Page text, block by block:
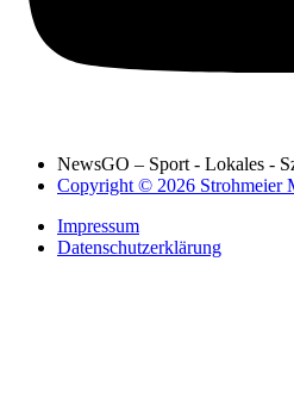
NewsGO – Sport - Lokales -
Copyright © 2026 Strohmeier
Impressum
Datenschutzerklärung